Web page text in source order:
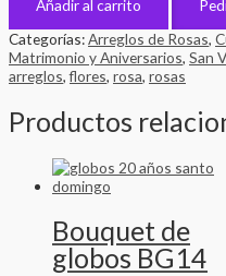
Añadir al carrito
Categorías:Arreglos de Rosas,
Matrimonio y Aniversarios, San
arreglos,flores, rosa, rosas
Productos
Bouquet de
globos BG14